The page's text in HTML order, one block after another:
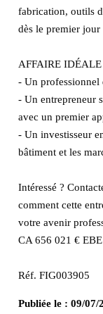
fabrication, outils
dès le premier jour
AFFAIRE IDÉALE
- Un professionnel
- Un entrepreneur
avec un premier
- Un investisseur
bâtiment et les
Intéressé ?
comment cette
votre avenir
CA 656 021 €
Réf. FIG003905
Publiée le : 09/07/